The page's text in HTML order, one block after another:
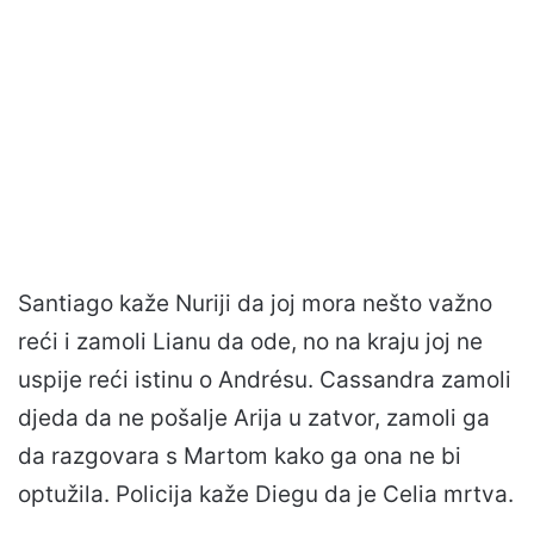
Santiago kaže Nuriji da joj mora nešto važno
reći i zamoli Lianu da ode, no na kraju joj ne
uspije reći istinu o Andrésu. Cassandra zamoli
djeda da ne pošalje Arija u zatvor, zamoli ga
da razgovara s Martom kako ga ona ne bi
optužila. Policija kaže Diegu da je Celia mrtva.